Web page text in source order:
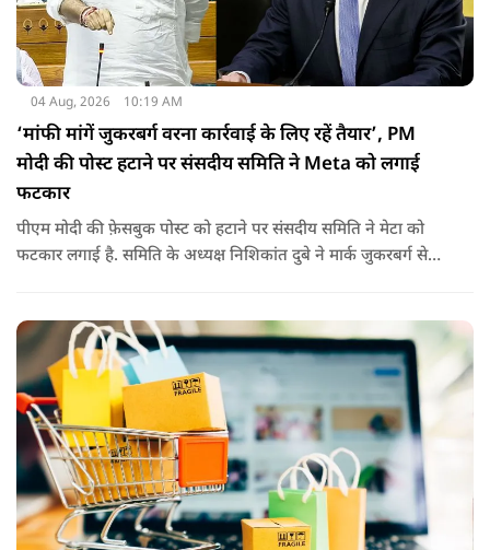
04 Aug, 2026 10:19 AM
‘मांफी मांगें जुकरबर्ग वरना कार्रवाई के लिए रहें तैयार’, PM
मोदी की पोस्ट हटाने पर संसदीय समिति ने Meta को लगाई
फटकार
पीएम मोदी की फ़ेसबुक पोस्ट को हटाने पर संसदीय समिति ने मेटा को
फटकार लगाई है. समिति के अध्यक्ष निशिकांत दुबे ने मार्क जुकरबर्ग से
पड़ सकता है.